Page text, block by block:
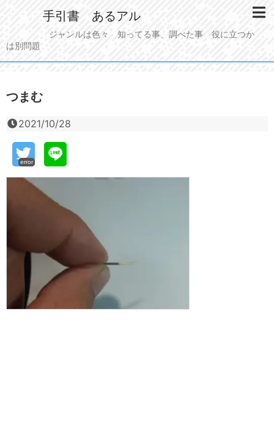
手引書 あるアル
ジャンルは色々 知ってる事、調べた事 役に立つか
は別問題
つまむ
2021/10/28
error